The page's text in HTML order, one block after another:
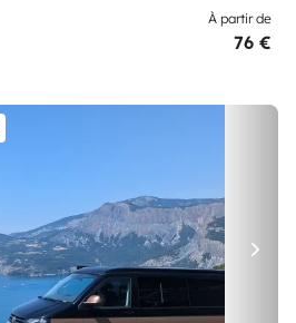
À partir de
76 €